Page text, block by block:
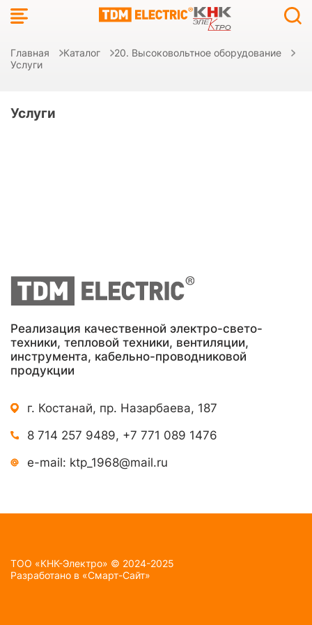
Главная Каталог
20. Высоковольтное оборудование
Услуги
Услуги
Реализация качественной электро-свето-
техники, тепловой техники, вентиляции,
инструмента, кабельно-проводниковой
продукции
г. Костанай, пр. Назарбаева, 187
8 714 257 9489, +7 771 089 1476
e-mail: ktp_1968@mail.ru
TOO «КНК-Электро» © 2024-2025
Разработано в «Смарт-Сайт»